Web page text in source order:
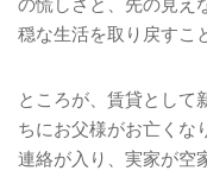
の慌しさと、先の見え
穏な生活を取り戻すこ
ところが、賃貸として
ちにお父様がお亡くな
連絡が入り、実家が空